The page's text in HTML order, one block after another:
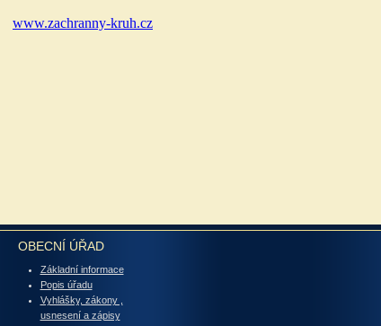
OBECNÍ ÚŘAD
Základní informace
Popis úřadu
Vyhlášky, zákony ,
usnesení a zápisy